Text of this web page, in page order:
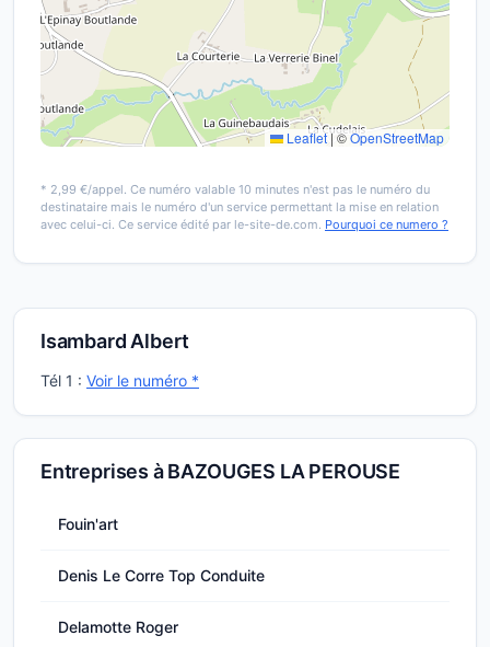
Leaflet|©OpenStreetMap
* 2,99 €/appel. Ce numéro valable 10 minutes n'est pas le numéro du
destinataire mais le numéro d'un service permettant la mise en relation
avec celui-ci. Ce service édité par le-site-de.com. Pourquoi ce numero ?
Isambard Albert
Tél 1 : Voir le numéro *
Entreprises à BAZOUGES LA PEROUSE
Fouin'art
Denis Le Corre Top Conduite
Delamotte Roger